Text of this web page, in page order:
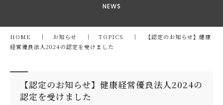
NEWS
HOME お知らせ TOPICS
【認定のお知らせ】健康
経営優良法人2024の認定を受けました
【認定のお知らせ】健康経営優良法人2024の
認定を受けました